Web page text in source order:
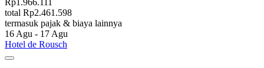
total Rp2.461.598
termasuk pajak & biaya lainnya
16 Agu - 17 Agu
Hotel de Rousch